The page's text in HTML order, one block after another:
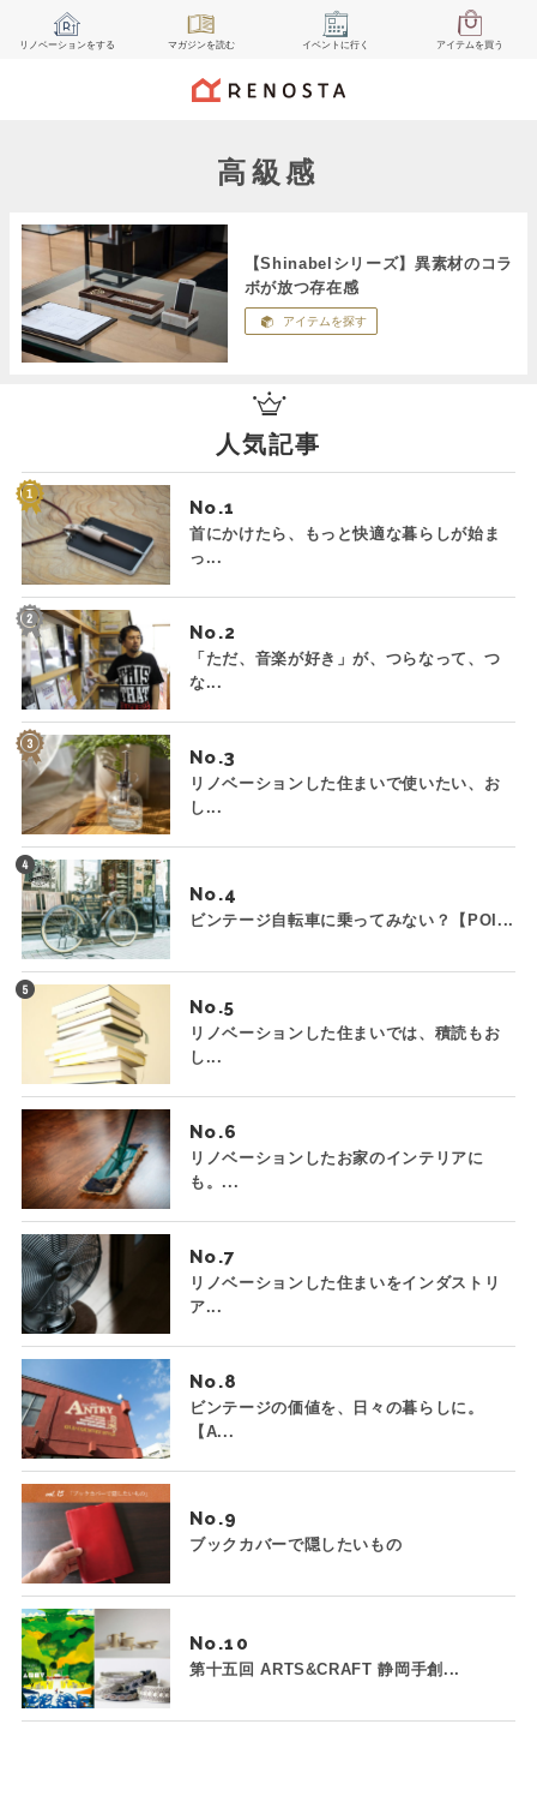
リノベーションをする マガジンを読む イベント に行く アイテムを買う
高級感
【Shinabelシリーズ】異素材のコラ
ボが放つ存在感
アイテムを探す
人気記事
No.
首にかけたら、もっと快適な暮らしが始ま
っ...
No.
「ただ、音楽が好き」が、つらなって、つ
な...
No.
リノベーションした住まいで使いたい、お
し...
No.
ビンテージ自転車に乗ってみない？【POI...
No.
リノベーションした住まいでは、積読もお
し...
No.
リノベーションしたお家のインテリアに
も。...
No.
リノベーションした住まいをインダストリ
ア...
No.
ビンテージの価値を、日々の暮らしに。
【A...
No.
ブックカバーで隠したいもの
No.
第十五回 ARTS&CRAFT 静岡手創...